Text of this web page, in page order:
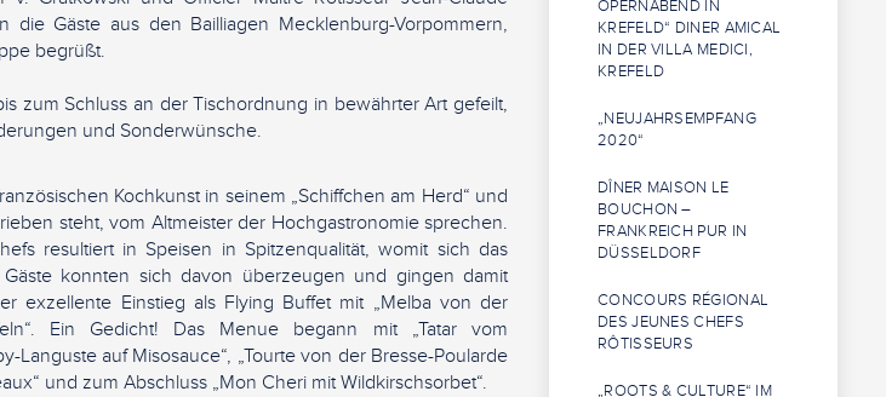
die Gäste aus den Bailliagen Mecklenburg-Vorpommern,
begrüßt.
zum Schluss an der Tischordnung in bewährter Art gefeilt,
und Sonderwünsche.
Kochkunst in seinem „Schiffchen am Herd“ und
steht, vom Altmeister der Hochgastronomie sprechen.
resultiert in Speisen in Spitzenqualität, womit sich das
konnten sich davon überzeugen und gingen damit
exzellente Einstieg als Flying Buffet mit „Melba von der
Ein Gedicht! Das Menue begann mit „Tatar vom
Languste auf Misosauce“, „Tourte von der Bresse-Poularde
und zum Abschluss „Mon Cheri mit Wildkirschsorbet“.
OPERNABEND IN
KREFELD“ DINER AMICAL
IN DER VILLA MEDICI,
KREFELD
„NEUJAHRSEMPFANG
2020“
DÎNER MAISON LE
BOUCHON –
FRANKREICH PUR IN
DÜSSELDORF
CONCOURS RÉGIONAL
DES JEUNES CHEFS
RÔTISSEURS
„ROOTS & CULTURE“ IM